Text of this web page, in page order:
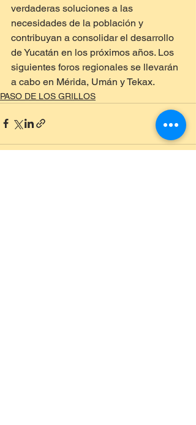
verdaderas soluciones a las
necesidades de la población y
contribuyan a consolidar el desarrollo
de Yucatán en los próximos años. Los
siguientes foros regionales se llevarán
a cabo en Mérida, Umán y Tekax.
PASO DE LOS GRILLOS